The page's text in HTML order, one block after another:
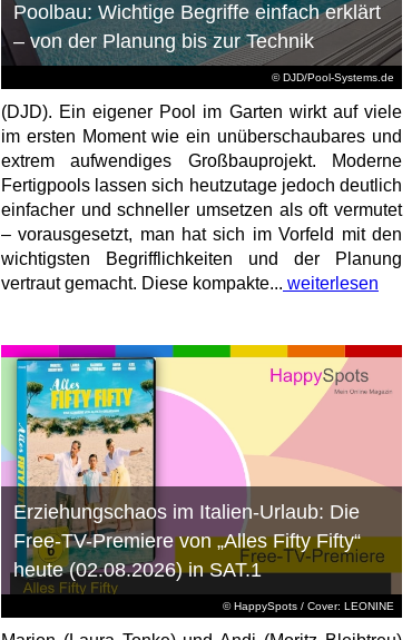
© DJD/Pool-Systems.de
Poolbau: Wichtige Begriffe einfach erklärt
– von der Planung bis zur Technik
(DJD). Ein eigener Pool im Garten wirkt auf viele
im ersten Moment wie ein unüberschaubares und
extrem aufwendiges Großbauprojekt. Moderne
Fertigpools lassen sich heutzutage jedoch deutlich
einfacher und schneller umsetzen als oft vermutet
– vorausgesetzt, man hat sich im Vorfeld mit den
wichtigsten Begrifflichkeiten und der Planung
vertraut gemacht. Diese kompakte... weiterlesen
© HappySpots / Cover: LEONINE
Erziehungschaos im Italien-Urlaub: Die
Free-TV-Premiere von „Alles Fifty Fifty“
heute (02.08.2026) in SAT.1